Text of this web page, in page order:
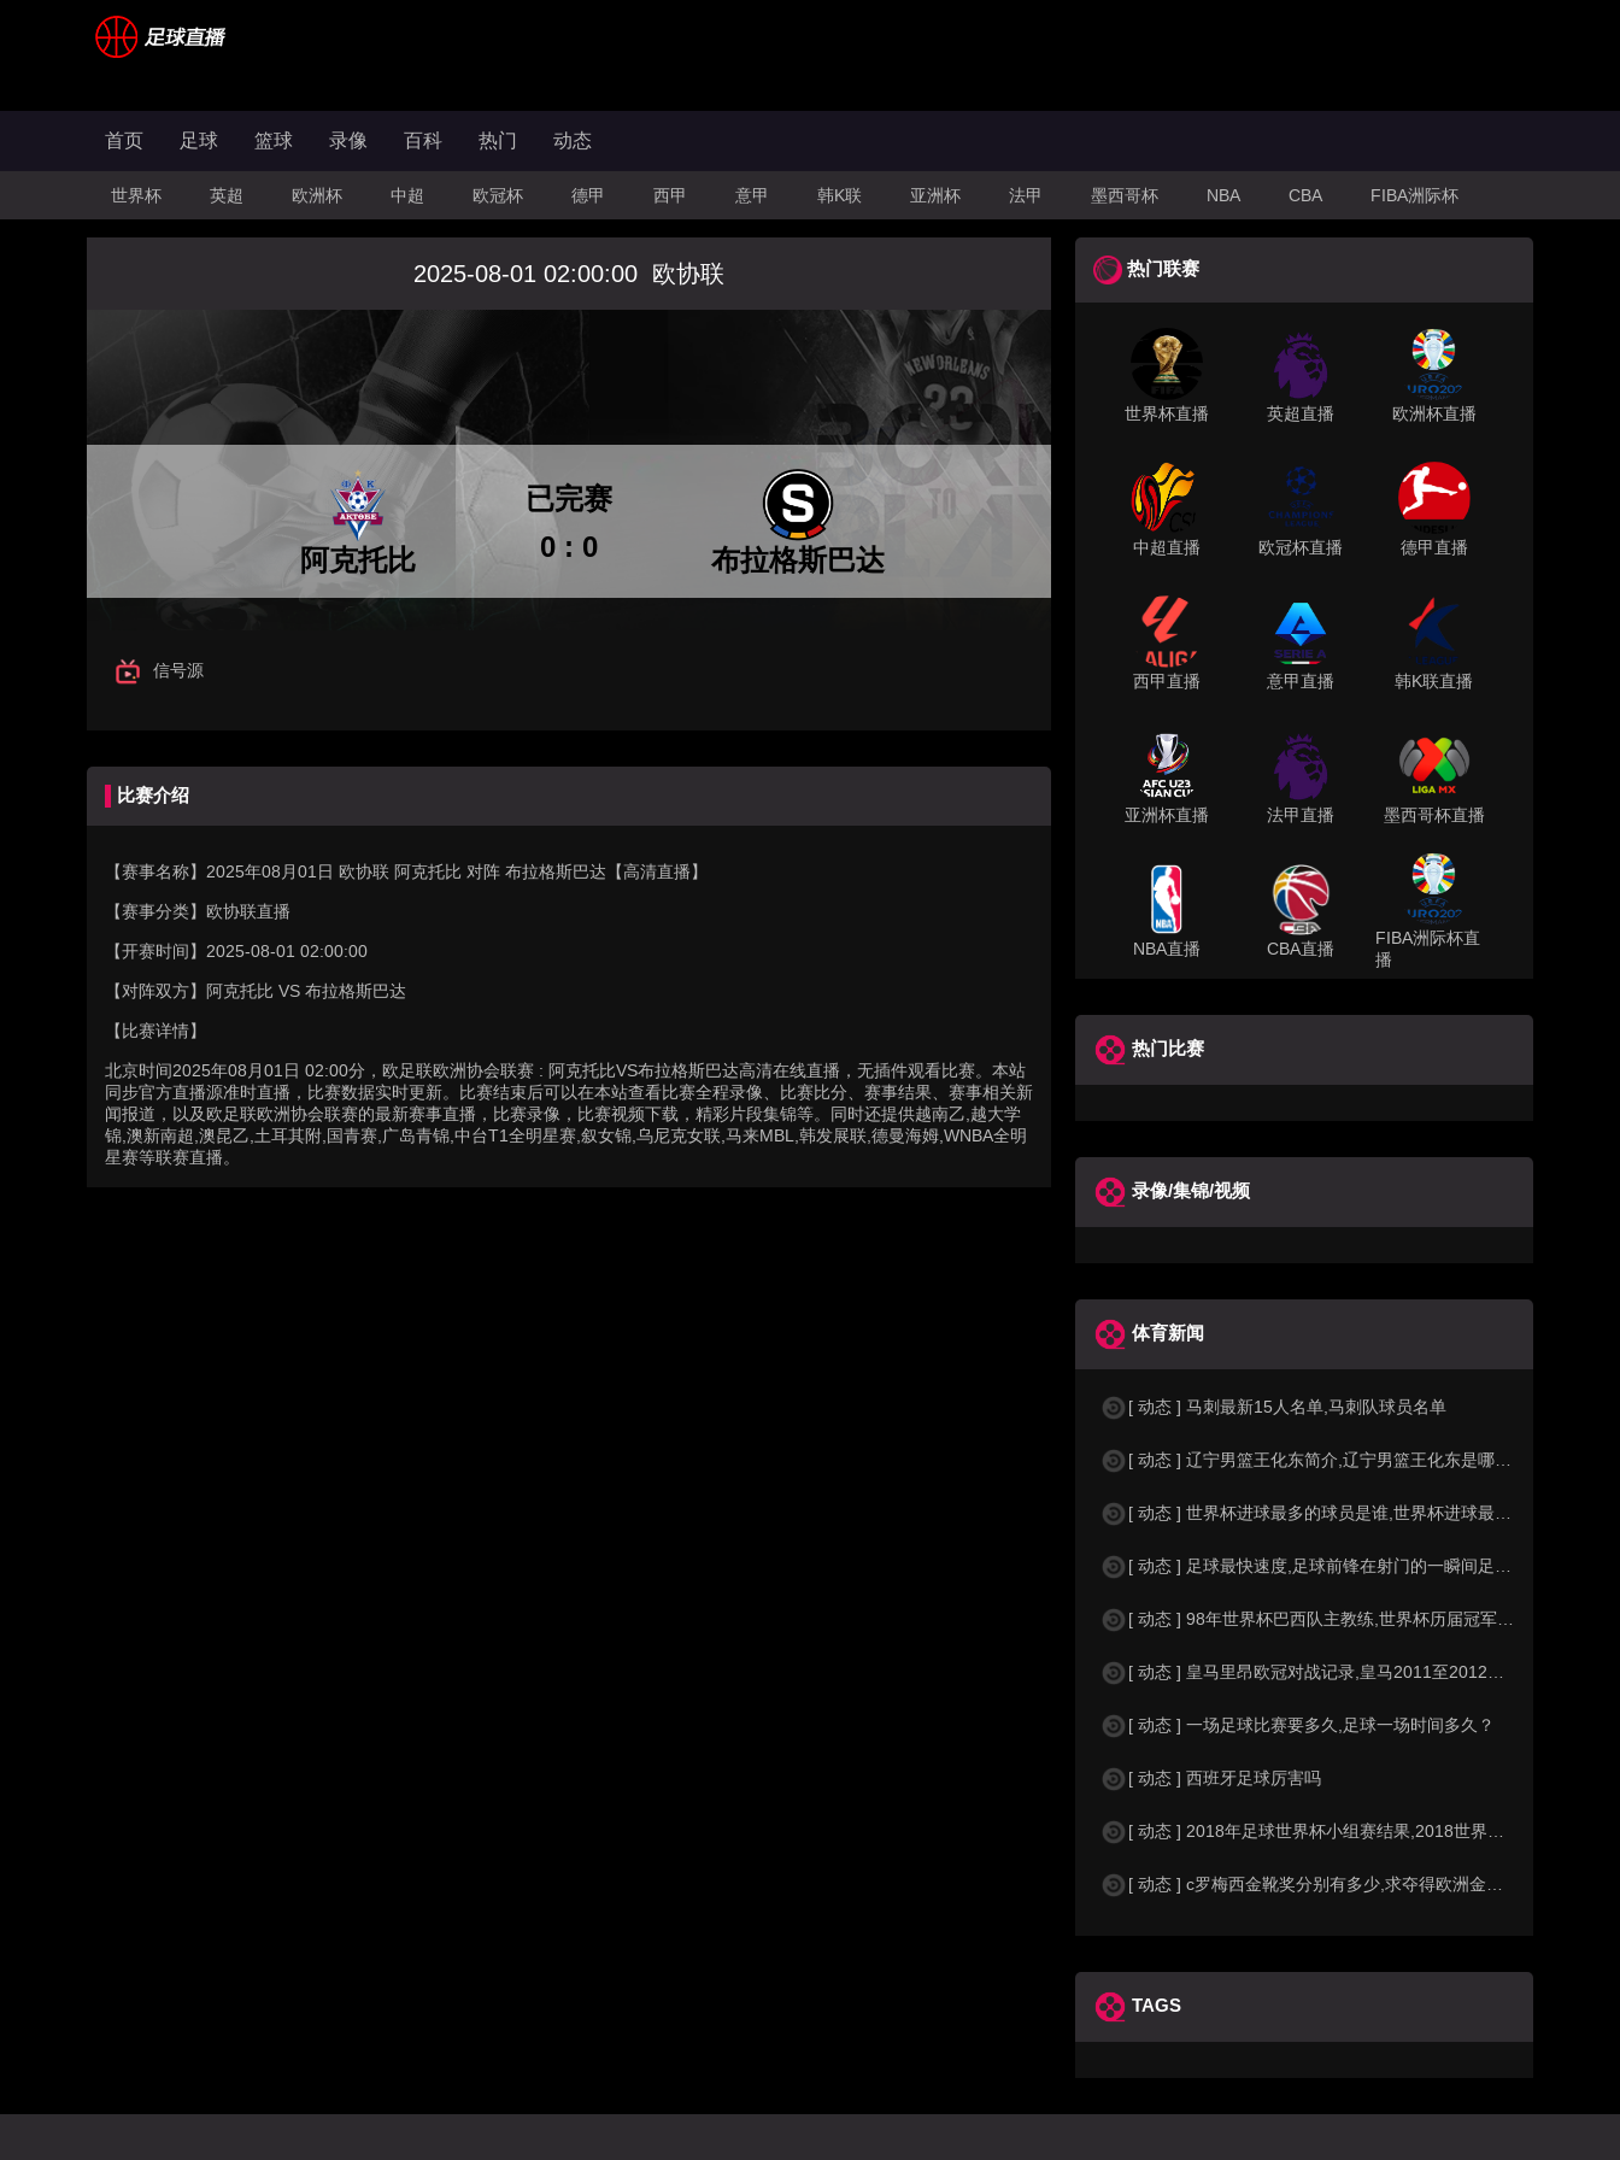
首页 足球 篮球 录像 百科 热门 动态
世界杯 英超 欧洲杯 中超 欧冠杯 德甲 西甲 意甲 韩K联 亚洲杯 法甲 墨西哥杯 NBA CBA FIBA洲际杯
2025-08-01 02:00:00 欧协联
阿克托比 0 : 0
已完赛
布拉格斯巴达
信号源
比赛介绍
【赛事名称】 2025年08月01日 欧协联 阿克托比 对阵 布拉格斯巴达【高清直播】
【赛事分类】 欧协联直播
【开赛时间】 2025-08-01 02:00:00
【对阵双方】 阿克托比 VS 布拉格斯巴达
【比赛详情】
北京时间2025年08月01日 02:00分，欧足联欧洲协会联赛 : 阿克托比VS布拉格斯巴达高清在线直播，无插件观看比赛。本站
同步官方直播源准时直播，比赛数据实时更新。比赛结束后可以在本站查看比赛全程录像、比赛比分、赛事结果、赛事相关新
闻报道，以及欧足联欧洲协会联赛的最新赛事直播，比赛录像，比赛视频下载，精彩片段集锦等。同时还提供越南乙,越大学
锦,澳新南超,澳昆乙,土耳其附,国青赛,广岛青锦,中台T1全明星赛,叙女锦,乌尼克女联,马来MBL,韩发展联,德曼海姆,WNBA全明
星赛等联赛直播。
热门联赛
世界杯直播 英超直播 欧洲杯直播
中超直播 欧冠杯直播 德甲直播
西甲直播 意甲直播 韩K联直播
亚洲杯直播 法甲直播 墨西哥杯直播
NBA直播 CBA直播
FIBA洲际杯直
播
热门比赛
录像/集锦/视频
体育新闻
[ 动态 ] 马刺最新15人名单,马刺队球员名单
[ 动态 ] 辽宁男篮王化东简介,辽宁男篮王化东是哪里人？
[ 动态 ] 世界杯进球最多的球员是谁,世界杯进球最多的球员是谁？
[ 动态 ] 足球最快速度,足球前锋在射门的一瞬间足球的速度有多快？？
[ 动态 ] 98年世界杯巴西队主教练,世界杯历届冠军球队教练
[ 动态 ] 皇马里昂欧冠对战记录,皇马2011至2012欧冠赛程&nbs
[ 动态 ] 一场足球比赛要多久,足球一场时间多久？
[ 动态 ] 西班牙足球厉害吗
[ 动态 ] 2018年足球世界杯小组赛结果,2018世界杯中国进入a组
[ 动态 ] c罗梅西金靴奖分别有多少,求夺得欧洲金靴奖与各大联赛金靴奖最
TAGS